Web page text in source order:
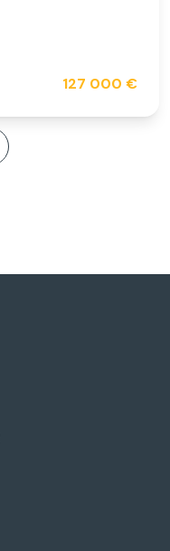
127 000 €